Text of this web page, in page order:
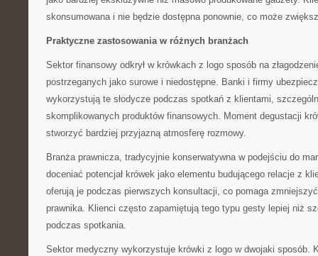
skonsumowana i nie będzie dostępna ponownie, co może
Praktyczne zastosowania w różnych branżach
Sektor finansowy odkrył w krówkach z logo sposób na
postrzeganych jako surowe i niedostępne. Banki i firmy
wykorzystują te słodycze podczas spotkań z klientami,
skomplikowanych produktów finansowych. Moment degustacji
stworzyć bardziej przyjazną atmosferę rozmowy.
Branża prawnicza, tradycyjnie konserwatywna w podejściu do
doceniać potencjał krówek jako elementu budującego relacje z
oferują je podczas pierwszych konsultacji, co pomaga
prawnika. Klienci często zapamiętują tego typu gesty lepiej niż
podczas spotkania.
Sektor medyczny wykorzystuje krówki z logo w dwojaki sposób.